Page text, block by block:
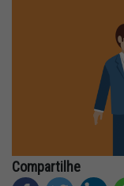
Quem
Diretorias e
Parceiros
Fotos
Compartilhe